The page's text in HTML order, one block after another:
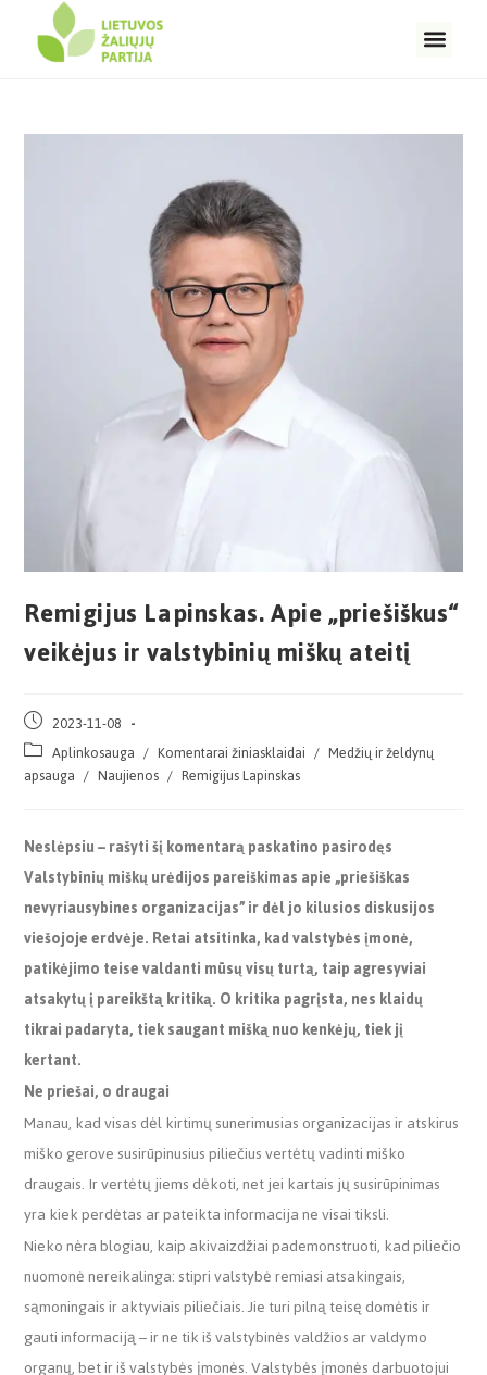
Remigijus Lapinskas. Apie „priešiškus“
veikėjus ir valstybinių miškų ateitį
2023-11-08
Aplinkosauga / Komentarai žiniasklaidai / Medžių ir želdynų
apsauga / Naujienos / Remigijus Lapinskas
Neslėpsiu – rašyti šį komentarą paskatino pasirodęs
Valstybinių miškų urėdijos pareiškimas apie „priešiškas
nevyriausybines organizacijas” ir dėl jo kilusios diskusijos
viešojoje erdvėje. Retai atsitinka, kad valstybės įmonė,
patikėjimo teise valdanti mūsų visų turtą, taip agresyviai
atsakytų į pareikštą kritiką. O kritika pagrįsta, nes klaidų
tikrai padaryta, tiek saugant mišką nuo kenkėjų, tiek jį
kertant.
Ne priešai, o draugai
Manau, kad visas dėl kirtimų sunerimusias organizacijas ir atskirus
miško gerove susirūpinusius piliečius vertėtų vadinti miško
draugais. Ir vertėtų jiems dėkoti, net jei kartais jų susirūpinimas
yra kiek perdėtas ar pateikta informacija ne visai tiksli.
Nieko nėra blogiau, kaip akivaizdžiai pademonstruoti, kad piliečio
nuomonė nereikalinga: stipri valstybė remiasi atsakingais,
sąmoningais ir aktyviais piliečiais. Jie turi pilną teisę domėtis ir
gauti informaciją – ir ne tik iš valstybinės valdžios ar valdymo
organų, bet ir iš valstybės įmonės. Valstybės įmonės darbuotojui